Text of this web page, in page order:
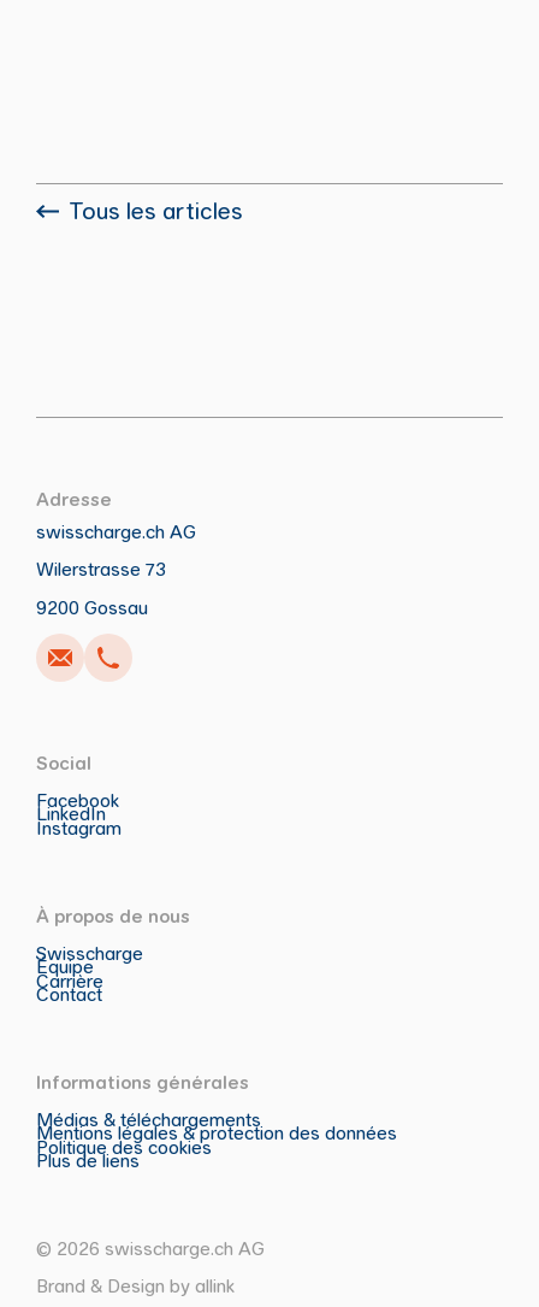
Tous les articles
Adresse
swisscharge.ch AG
Wilerstrasse 73
9200 Gossau
Écrire Copier
Appeler Copier
Social
Facebook
LinkedIn
Instagram
À propos de nous
Swisscharge
Équipe
Carrière
Contact
Informations générales
Médias & téléchargements
Mentions légales & protection des données
Politique des cookies
Plus de liens
© 2026 swisscharge.ch AG
Brand & Design by allink